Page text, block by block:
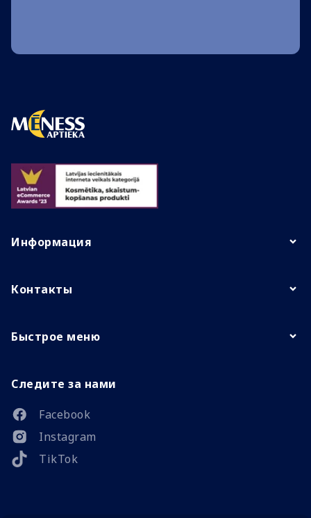
Информация
Контакты
Быстрое меню
Следите за нами
Facebook
Instagram
TikTok